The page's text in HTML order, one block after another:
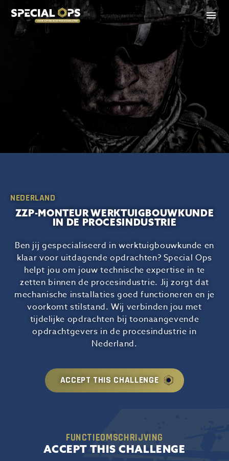
NEDERLAND
ZZP-MONTEUR WERKTUIGBOUWKUNDE
IN DE PROCESINDUSTRIE
Ben jij gespecialiseerd in werktuigbouwkunde en
klaar voor uitdagende opdrachten? Special Ops
helpt jou om jouw technische expertise in te
zetten binnen de procesindustrie. Jij zorgt dat
mechanische installaties goed functioneren en je
voorkomt stilstand. Wij verbinden jou met
tijdelijke opdrachten bij toonaangevende
opdrachtgevers in de procesindustrie in
Nederland.
ACCEPT THIS CHALLENGE
FUNCTIEOMSCHRIJVING
ACCEPT THIS CHALLENGE